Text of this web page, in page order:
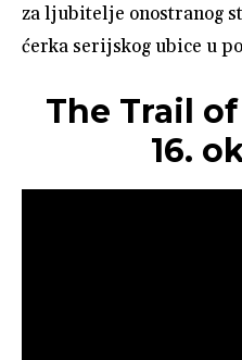
za ljubitelje onostranog
ćerka serijskog ubice u
The Trail
16.